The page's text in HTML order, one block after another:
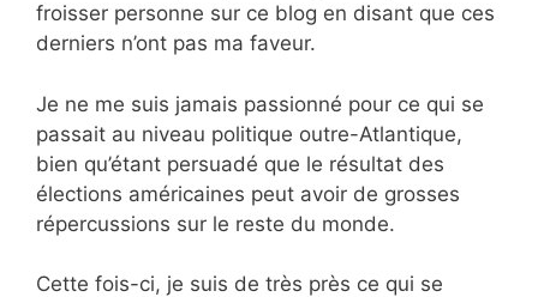
froisser personne sur ce blog en disant que ces
derniers n’ont pas ma faveur.
Je ne me suis jamais passionné pour ce qui se
passait au niveau politique outre-Atlantique,
bien qu’étant persuadé que le résultat des
élections américaines peut avoir de grosses
répercussions sur le reste du monde.
Cette fois-ci, je suis de très près ce qui se